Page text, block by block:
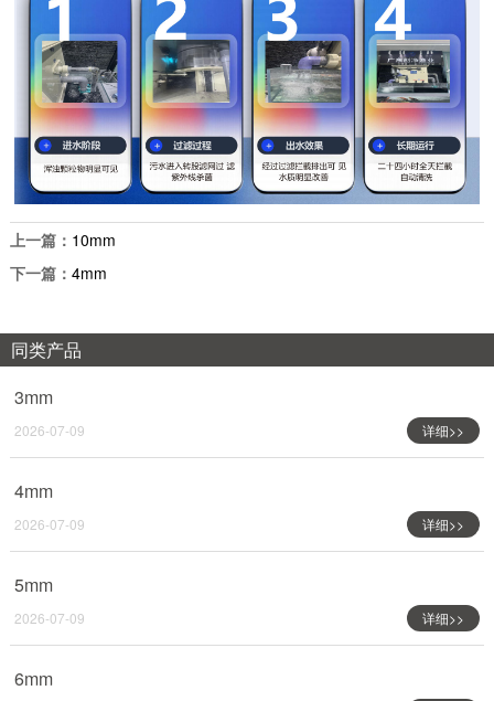
上一篇： 10mm
下一篇： 4mm
同类产品
3mm
2026-07-09 详细>>
4mm
2026-07-09 详细>>
5mm
2026-07-09 详细>>
6mm